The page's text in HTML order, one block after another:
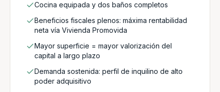
Cocina equipada y dos baños completos
Beneficios fiscales plenos: máxima rentabilidad
neta vía Vivienda Promovida
Mayor superficie = mayor valorización del
capital a largo plazo
Demanda sostenida: perfil de inquilino de alto
poder adquisitivo